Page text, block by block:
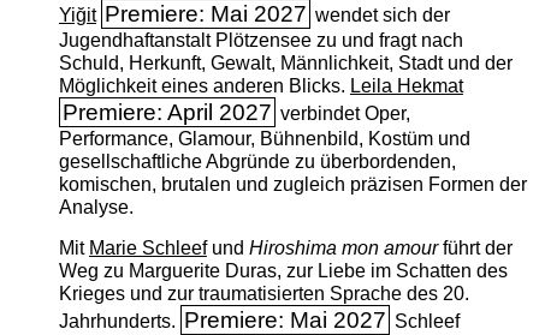
Yiğit Premiere: Mai 2027 wendet sich der
Jugendhaftanstalt Plötzensee zu und fragt nach
Schuld, Herkunft, Gewalt, Männlichkeit, Stadt und der
Möglichkeit eines anderen Blicks. Leila Hekmat
Premiere: April 2027 verbindet Oper,
Performance, Glamour, Bühnenbild, Kostüm und
gesellschaftliche Abgründe zu überbordenden,
komischen, brutalen und zugleich präzisen Formen der
Analyse.
Mit Marie Schleefund Hiroshima mon amourführt der
Weg zu Marguerite Duras, zur Liebe im Schatten des
Krieges und zur traumatisierten Sprache des 20.
Jahrhunderts. Premiere: Mai 2027 Schleef